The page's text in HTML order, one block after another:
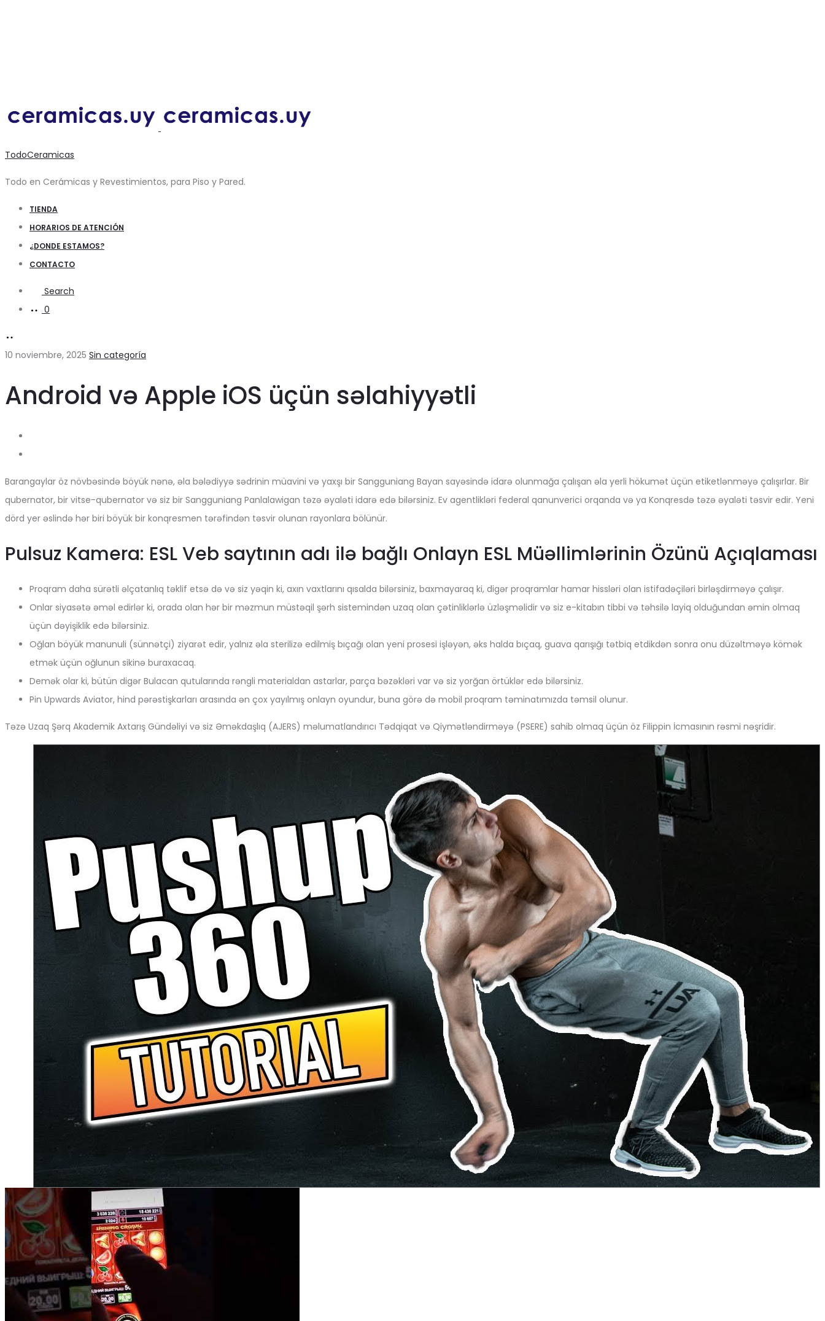
TodoCeramicas
Todo en Cerámicas y Revestimientos, para Piso y Pared.
TIENDA
HORARIOS DE ATENCIÓN
¿DONDE ESTAMOS?
CONTACTO
Search
0
10 noviembre, 2025 Sin categoría
Android və Apple iOS üçün səlahiyyətli
Barangaylar öz növbəsində böyük nənə, əla bələdiyyə sədrinin müavini və yaxşı bir Sangguniang Bayan sayəsində idarə olunmağa çalışan əla yerli hökumət üçün etiketlənməyə çalışırlar. Bir
qubernator, bir vitse-qubernator və siz bir Sangguniang Panlalawigan təzə əyaləti idarə edə bilərsiniz. Ev agentlikləri federal qanunverici orqanda və ya Konqresdə təzə əyaləti təsvir edir. Yeni
dörd yer əslində hər biri böyük bir konqresmen tərəfindən təsvir olunan rayonlara bölünür.
Pulsuz Kamera: ESL Veb saytının adı ilə bağlı Onlayn ESL Müəllimlərinin Özünü Açıqlaması
Proqram daha sürətli əlçatanlıq təklif etsə də və siz yəqin ki, axın vaxtlarını qısalda bilərsiniz, baxmayaraq ki, digər proqramlar hamar hissləri olan istifadəçiləri birləşdirməyə çalışır.
Onlar siyasətə əməl edirlər ki, orada olan hər bir məzmun müstəqil şərh sistemindən uzaq olan çətinliklərlə üzləşməlidir və siz e-kitabın tibbi və təhsilə layiq olduğundan əmin olmaq
üçün dəyişiklik edə bilərsiniz.
Oğlan böyük manunuli (sünnətçi) ziyarət edir, yalnız əla sterilizə edilmiş bıçağı olan yeni prosesi işləyən, əks halda bıçaq, guava qarışığı tətbiq etdikdən sonra onu düzəltməyə kömək
etmək üçün oğlunun sikinə buraxacaq.
Demək olar ki, bütün digər Bulacan qutularında rəngli materialdan astarlar, parça bəzəkləri var və siz yorğan örtüklər edə bilərsiniz.
Pin Upwards Aviator, hind pərəstişkarları arasında ən çox yayılmış onlayn oyundur, buna görə də mobil proqram təminatımızda təmsil olunur.
Təzə Uzaq Şərq Akademik Axtarış Gündəliyi və siz Əməkdaşlıq (AJERS) məlumatlandırıcı Tədqiqat və Qiymətləndirməyə (PSERE) sahib olmaq üçün öz Filippin İcmasının rəsmi nəşridir.